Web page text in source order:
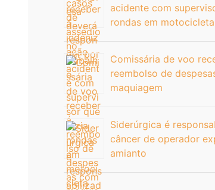
acidente com
rondas em motocicleta
Comissária de voo
reembolso de
maquiagem
Siderúrgica é
câncer de operador
amianto